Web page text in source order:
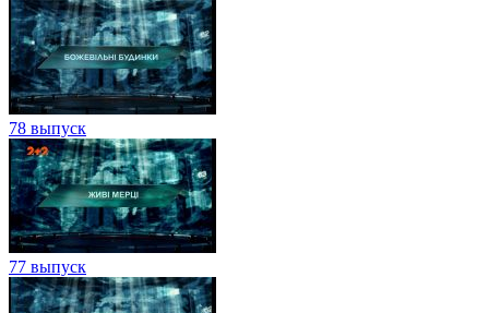
78 выпуск
77 выпуск